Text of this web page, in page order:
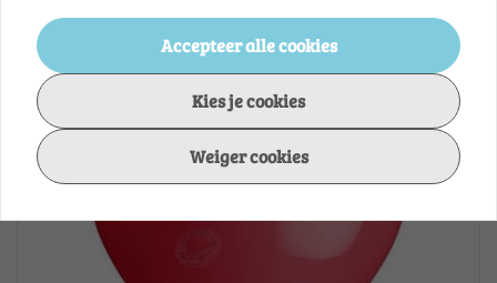
Accepteer alle cookies
Kies je cookies
Weiger cookies